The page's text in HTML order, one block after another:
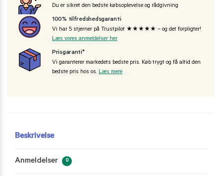
Du er sikret den bedste købsoplevelse og rådgivning
100% tilfredshedsgaranti
Vi har 5 stjerner på Trustpilot ★★★★★ – og det forpligter!
Læs vores anmeldelser her
Prisgaranti*
Vi garanterer markedets bedste pris. Køb trygt og få altid den
bedste pris hos os. Læs mere
Beskrivelse
Anmeldelser 0